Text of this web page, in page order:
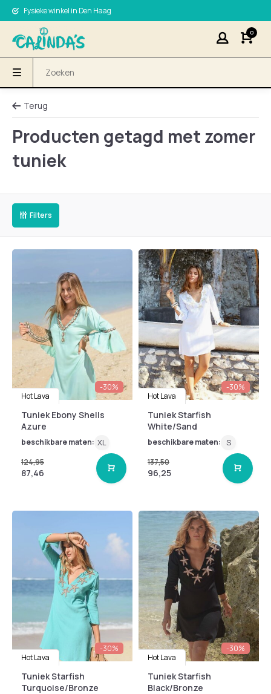
Fysieke winkel in Den Haag
0
Terug
Producten getagd met zomer
tuniek
Filters
-30%
Hot Lava
Tuniek Ebony Shells
Azure
beschikbare maten: XL
124,95
87,46
-30%
Hot Lava
Tuniek Starfish
White/Sand
beschikbare maten: S
137,50
96,25
-30%
Hot Lava
Tuniek Starfish
Turquoise/Bronze
-30%
Hot Lava
Tuniek Starfish
Black/Bronze